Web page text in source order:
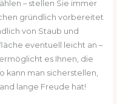
– stellen Sie immer
gründlich vorbereitet
von Staub und
eventuell leicht an –
es Ihnen, die
kann man sicherstellen,
lange Freude hat!